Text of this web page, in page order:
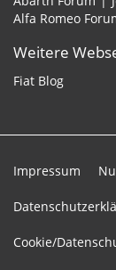
Alfa Romeo
Weitere
Fiat Blog
Impressum
Cookie/